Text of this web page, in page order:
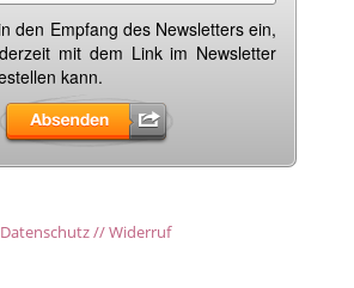
Datenschutz // Widerruf